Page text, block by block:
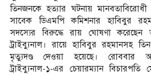
তিনজনকে হত্যার ঘটনায়
সাবেক ডিএমপি কমিশনার হাবিবুর
সদস্যের বিরুদ্ধে রায় ঘোষণা করেছেন
ট্রাইব্যুনাল। রায়ে হাবিবুর রহমানসহ
মৃত্যুদণ্ড দেওয়া হয়েছে। রোববার
ট্রাইব্যুনাল-১-এর চেয়ারম্যান